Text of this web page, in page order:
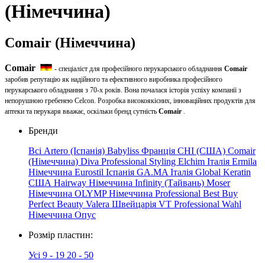
(Німеччина)
Comair (Німеччина)
Comair - спеціаліст для професійного перукарського обладнання Comair
заробив репутацію як надійного та ефективного виробника професійного
перукарського обладнання з 70-х років. Вона почалася історія успіху компанії з
непорушною гребенею Celcon. Розробка високоякісних, інноваційних продуктів для
аптеки та перукаря вважає, оскільки бренд сутність Comair .
Бренди
Всі Artero (Іспанія) Babyliss Франція CHI (США) Comair
(Німеччина) Diva Professional Styling Elchim Італія Ermila
Німеччина Eurostil Іспанія GA.MA Італія Global Keratin
США Hairway Німеччина Infinity (Тайвань) Moser
Німеччина OLYMPНімеччина Professional Best Buy
Perfect Beauty Valera Швейцарія VT Professional Wahl
Німеччина Опус
Розмір пластин:
Усі 9 - 19 20 - 50